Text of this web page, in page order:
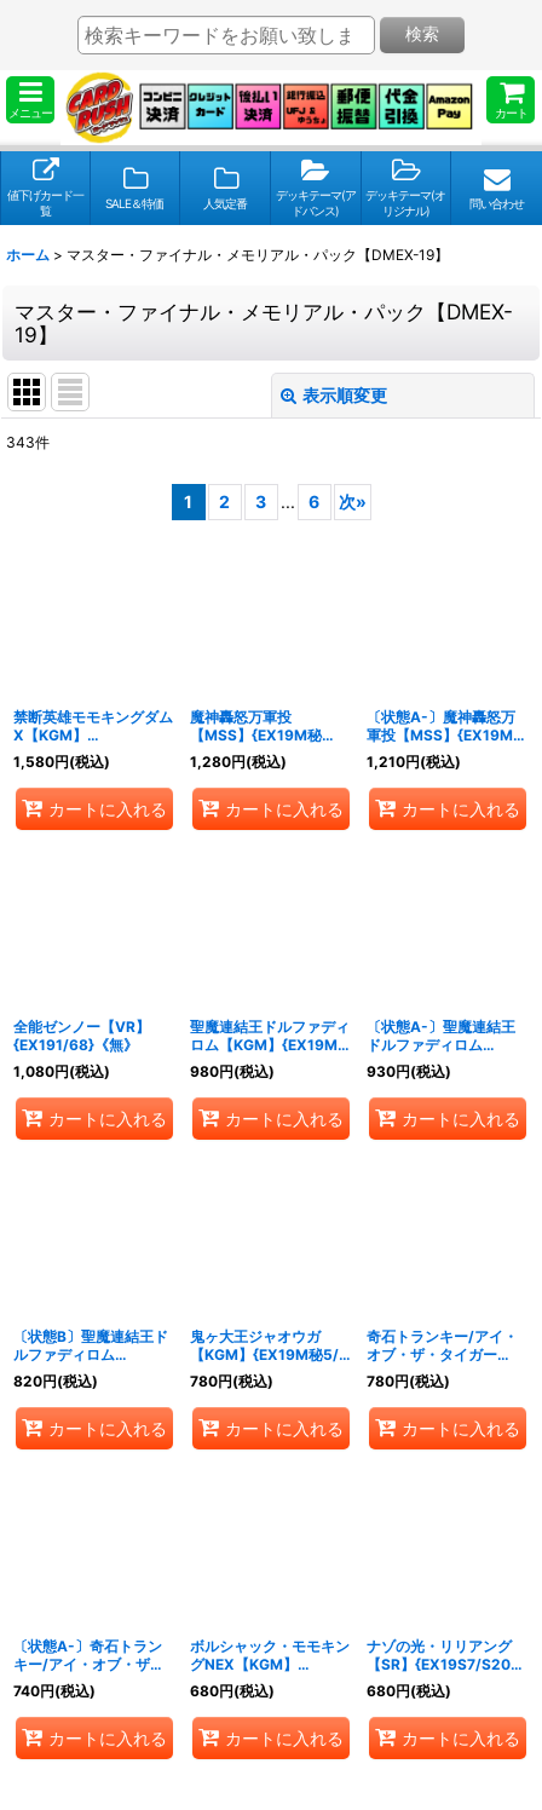
メニュー カート
検索
値下げカード一
覧
SALE＆特価 人気定番
デッキテーマ(ア
ドバンス)
デッキテーマ(オ
リジナル)
問い合わせ
ホーム > マスター・ファイナル・メモリアル・パック【DMEX-19】
マスター・ファイナル・メモリアル・パック【DMEX-
19】
表示順変更
343件
1 2 3 ... 6 次»
禁断英雄モモキングダム
X【KGM】
{EX19M7/M40}《多》
1,580円(税込)
カートに入れる
魔神轟怒万軍投
【MSS】{EX19M秘
10/M秘10}《火》
1,280円(税込)
カートに入れる
〔状態A-〕魔神轟怒万
軍投【MSS】{EX19M秘
10/M秘10}《火》
1,210円(税込)
カートに入れる
全能ゼンノー【VR】
{EX191/68}《無》
1,080円(税込)
カートに入れる
聖魔連結王ドルファディ
ロム【KGM】{EX19M秘
6/M秘10}《多》
980円(税込)
カートに入れる
〔状態A-〕聖魔連結王
ドルファディロム
【KGM】{EX19M秘6/M
秘10}《多》
930円(税込)
カートに入れる
〔状態B〕聖魔連結王ド
ルファディロム
【KGM】{EX19M秘6/M
秘10}《多》
820円(税込)
カートに入れる
鬼ヶ大王ジャオウガ
【KGM】{EX19M秘5/M
秘10}《多》
780円(税込)
カートに入れる
奇石トランキー/アイ・
オブ・ザ・タイガー
【VR】{EX194/68}
《光》
780円(税込)
カートに入れる
〔状態A-〕奇石トラン
キー/アイ・オブ・ザ・
タイガー【VR】
{EX194/68}《光》
740円(税込)
カートに入れる
ボルシャック・モモキン
グNEX【KGM】
{EX19M秘1/M秘10}
《火》
680円(税込)
カートに入れる
ナゾの光・リリアング
【SR】{EX19S7/S20}
《光》
680円(税込)
カートに入れる